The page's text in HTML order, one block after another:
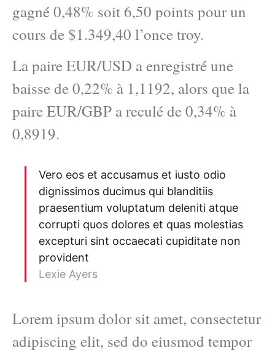
gagné 0,48% soit 6,50 points pour un
cours de $1.349,40 l’once troy.
La paire EUR/USD a enregistré une
baisse de 0,22% à 1,1192, alors que la
paire EUR/GBP a reculé de 0,34% à
0,8919.
Vero eos et accusamus et iusto odio
dignissimos ducimus qui blanditiis
praesentium voluptatum deleniti atque
corrupti quos dolores et quas molestias
excepturi sint occaecati cupiditate non
provident
Lexie Ayers
Lorem ipsum dolor sit amet, consectetur
adipiscing elit, sed do eiusmod tempor